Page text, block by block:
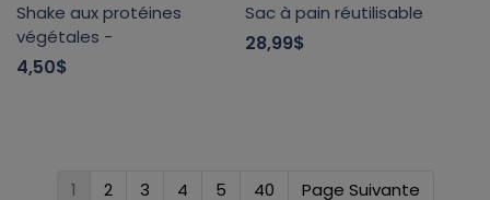
Shake aux protéines
végétales -
4,50$
Sac à pain réutilisable
28,99$
1 2 3 4 5 40 Page Suivante